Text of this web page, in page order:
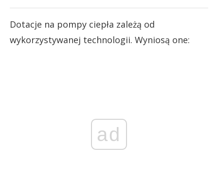
Dotacje na pompy ciepła zależą od
wykorzystywanej technologii. Wyniosą one:
ad